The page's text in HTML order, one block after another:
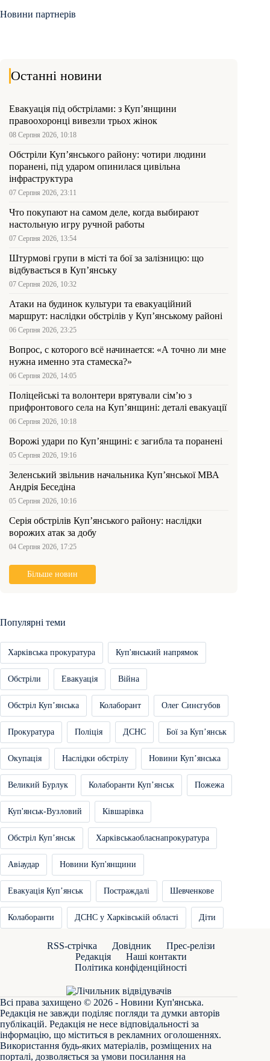
Новини партнерів
Останні новини
Евакуація під обстрілами: з Куп’янщини
правоохоронці вивезли трьох жінок
08 Серпня 2026, 10:18
Обстріли Куп’янського району: чотири людини
поранені, під ударом опинилася цивільна
інфраструктура
07 Серпня 2026, 23:11
Что покупают на самом деле, когда выбирают
настольную игру ручной работы
07 Серпня 2026, 13:54
Штурмові групи в місті та бої за залізницю: що
відбувається в Куп’янську
07 Серпня 2026, 10:32
Атаки на будинок культури та евакуаційний
маршрут: наслідки обстрілів у Куп’янському районі
06 Серпня 2026, 23:25
Вопрос, с которого всё начинается: «А точно ли мне
нужна именно эта стамеска?»
06 Серпня 2026, 14:05
Поліцейські та волонтери врятували сім’ю з
прифронтового села на Куп’янщині: деталі евакуації
06 Серпня 2026, 10:18
Ворожі удари по Куп’янщині: є загибла та поранені
05 Серпня 2026, 19:16
Зеленський звільнив начальника Купʼянської МВА
Андрія Беседіна
05 Серпня 2026, 10:16
Серія обстрілів Куп’янського району: наслідки
ворожих атак за добу
04 Серпня 2026, 17:25
Більше новин
Популярні теми
Харківська прокуратура Куп'янський напрямок
Обстріли Евакуація Війна
Обстріл Купʼянська Колаборант Олег Синєгубов
Прокуратура Поліція ДСНС Бої за Купʼянськ
Окупація Наслідки обстрілу Новини Купʼянська
Великий Бурлук Колаборанти Купʼянськ Пожежа
Куп'янськ-Вузловий Ківшарівка
Обстріл Купʼянськ Харківськаобласнапрокуратура
Авіаудар Новини Куп'янщини
Евакуація Купʼянськ Постраждалі Шевченкове
Колаборанти ДСНС у Харківській області Діти
RSS-стрічка Довідник
Прес-релізи
Редакція
Наші контакти
Політика конфіденційності
Всі права захищено © 2026 - Новини Куп'янська.
Редакція не завжди поділяє погляди та думки авторів
публікацій. Редакція не несе відповідальності за
інформацію, що міститься в рекламних оголошеннях.
Використання будь-яких матеріалів, розміщених на
порталі, дозволяється за умови посилання на